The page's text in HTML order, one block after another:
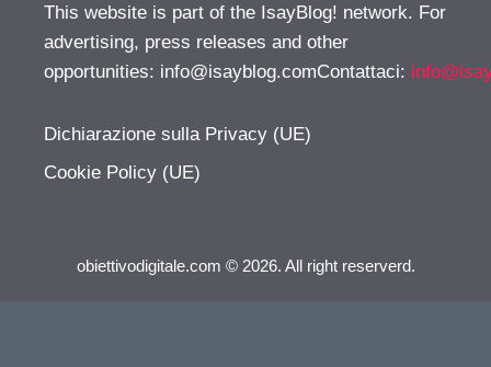
This website is part of the IsayBlog! network. For
advertising, press releases and other
opportunities: info@isayblog.comContattaci:
Dichiarazione sulla Privacy (UE)
Cookie Policy (UE)
obiettivodigitale.com © 2026. All right reserverd.